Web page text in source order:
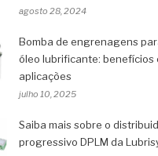
agosto 28, 2024
Bomba de engrenagens
óleo lubrificante: benefícios
aplicações
julho 10, 2025
Saiba mais sobre o
progressivo DPLM da